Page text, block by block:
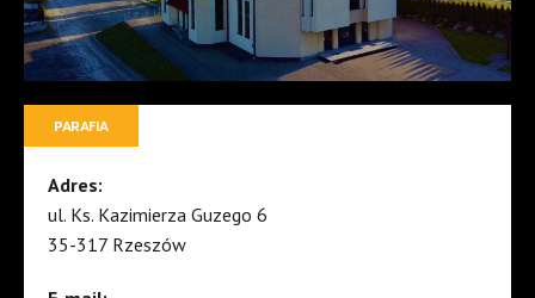
PARAFIA
Adres:
ul. Ks. Kazimierza Guzego 6
35-317 Rzeszów